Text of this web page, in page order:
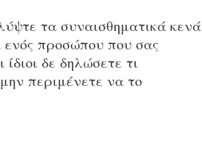
τα συναισθηματικά κενά
ενός προσώπου που σας
δε δηλώσετε τι
περιμένετε να το